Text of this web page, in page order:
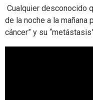
Cualquier desconocido
de la noche a la mañana
cáncer” y su